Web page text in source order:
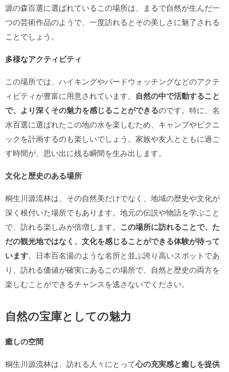
源の森百選に選ばれているこの場所は、まるで自然が生んだ一
つの芸術作品のようで、一度訪れるとその美しさに魅了される
ことでしょう。
多様なアクティビティ
この場所では、ハイキングやバードウォッチングなどのアクテ
ィビティが豊富に用意されています。 自然の中で活動すること
で、より深くその魅力を感じることができるのです。特に、名
水百選に選ばれたこの地の水を楽しむため、キャンプやピクニ
ックを計画するのも楽しいでしょう。家族や友人とともに過ご
す時間が、思い出に残る瞬間を生み出します。
文化と歴史のある場所
桐生川源流林は、その自然美だけでなく、地域の歴史や文化が
深く根付いた場所でもあります。地元の伝説や物語を学ぶこと
で、訪れる楽しみが倍増します。 この場所に訪れることで、た
だの観光地ではなく、文化を感じることができる体験が待って
います。日本百名湯のような名所と並ぶ誇り高いスポットであ
り、訪れる価値が確実にあるこの場所で、自然と歴史の両方を
楽しむことができるチャンスを逃さないでください。
自然の宝庫としての魅力
癒しの空間
桐生川源流林は、訪れる人々にとって心の充実感と癒しを提供